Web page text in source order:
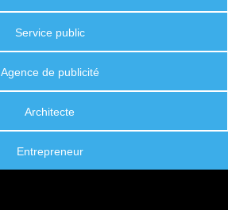
Service public
Agence de publicité
Architecte
Entrepreneur